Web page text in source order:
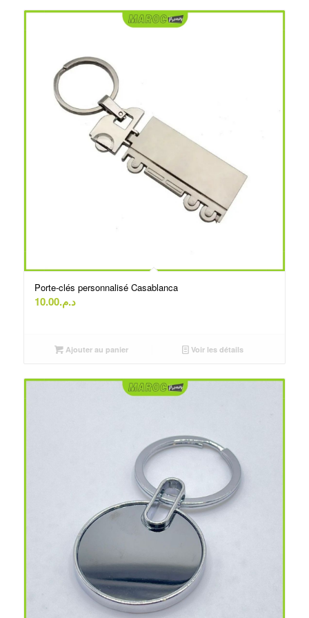
Porte-clés personnalisé Casablanca
د.م.10.00
Ajouter au panier Voir les détails